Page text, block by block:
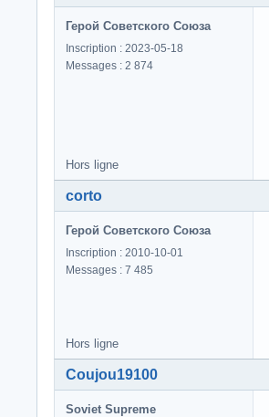
Герой Советского Союза
Inscription : 2023-05-18
Messages : 2 874
Hors ligne
corto
Герой Советского Союза
Inscription : 2010-10-01
Messages : 7 485
Hors ligne
Coujou19100
Soviet Supreme